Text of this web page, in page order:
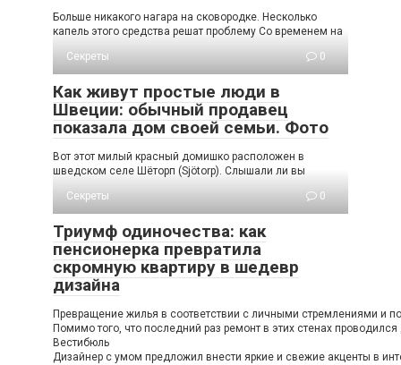
Больше никакого нагара на сковородке. Несколько
капель этого средства решат проблему Со временем на
Секреты
0
Как живут простые люди в
Швеции: обычный продавец
показала дом своей семьи. Фото
Вот этот милый красный домишко расположен в
шведском селе Шёторп (Sjötorp). Слышали ли вы
Секреты
0
Триумф одиночества: как
пенсионерка превратила
скромную квартиру в шедевр
дизайна
Превращение жилья в соответствии с личными стремлениями и
Помимо того, что последний раз ремонт в этих стенах
Вестибюль
Дизайнер с умом предложил внести яркие и свежие акценты в